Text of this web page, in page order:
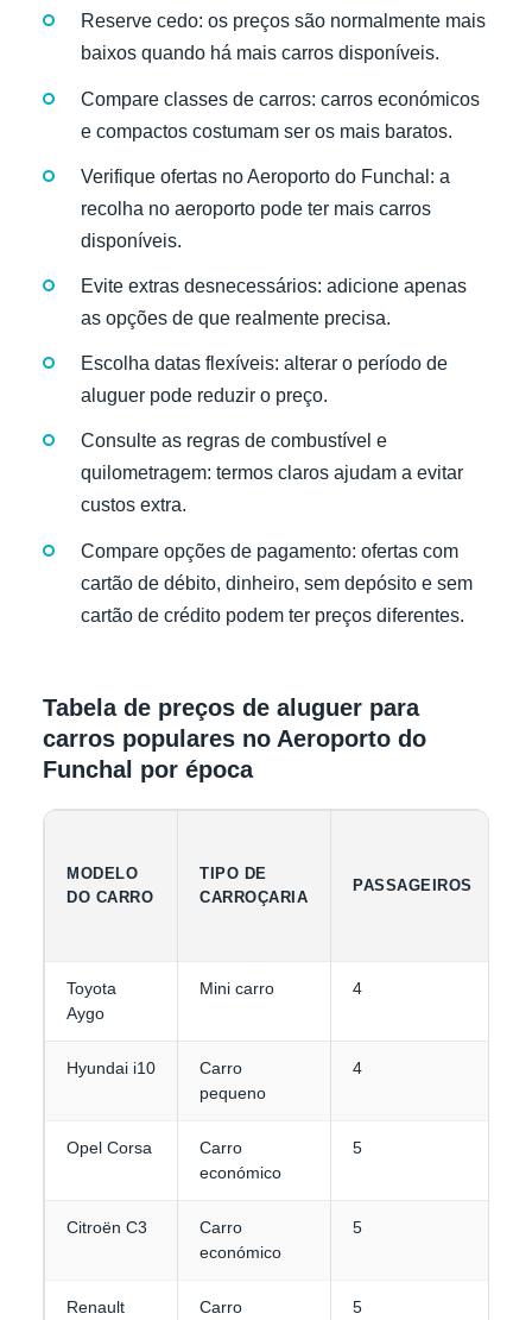
Reserve cedo: os preços são normalmente mais
baixos quando há mais carros disponíveis.
Compare classes de carros: carros económicos
e compactos costumam ser os mais baratos.
Verifique ofertas no Aeroporto do Funchal: a
recolha no aeroporto pode ter mais carros
disponíveis.
Evite extras desnecessários: adicione apenas
as opções de que realmente precisa.
Escolha datas flexíveis: alterar o período de
aluguer pode reduzir o preço.
Consulte as regras de combustível e
quilometragem: termos claros ajudam a evitar
custos extra.
Compare opções de pagamento: ofertas com
cartão de débito, dinheiro, sem depósito e sem
cartão de crédito podem ter preços diferentes.
Tabela de preços de aluguer para
carros populares no Aeroporto do
Funchal por época
MODELO
DO CARRO
TIPO DE
CARROÇARIA
PASSAGEIROS
Toyota
Aygo
Mini carro 4
Hyundai i10
Carro
pequeno
4
Opel Corsa
Carro
económico
5
Citroën C3
Carro
económico
5
Renault
Carro
5